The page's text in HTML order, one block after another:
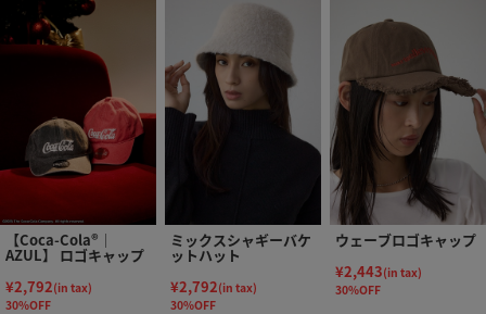
【Coca-Cola®｜
AZUL】 ロゴキャップ
¥2,792(in tax)
30%OFF
ミックスシャギーバケ
ットハット
¥2,792(in tax)
30%OFF
ウェーブロゴキャップ
¥2,443(in tax)
30%OFF